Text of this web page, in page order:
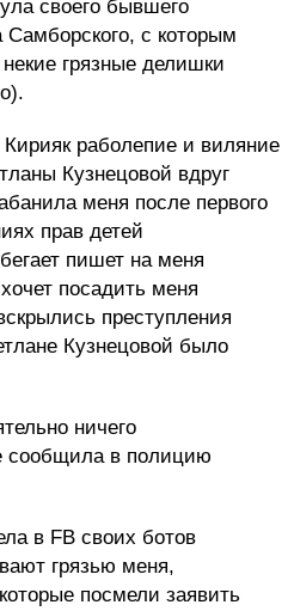
своего бывшего
с которым
грязные делишки
раболепие и виляние
Кузнецовой вдруг
меня после первого
прав детей
пишет на меня
посадить меня
преступления
Кузнецовой было
ничего
сообщила в полицию
в FB своих ботов
грязью меня,
посмели заявить